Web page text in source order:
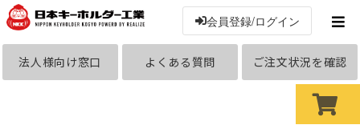
会員登録/ログイン
法人様向け窓口 よくある質問 ご注文状況を確認